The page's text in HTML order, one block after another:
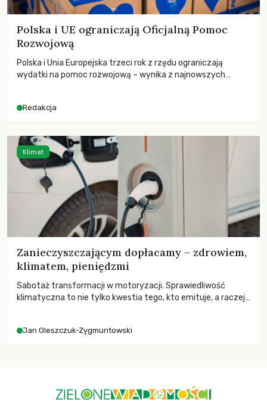
Polska i UE ograniczają Oficjalną Pomoc
Rozwojową
Polska i Unia Europejska trzeci rok z rzędu ograniczają
wydatki na pomoc rozwojową – wynika z najnowszych
odnotowano największe tąpnięcie ODA w historii. Jakie będą
kryzysami i ubóstwem?
Redakcja
Zanieczyszczającym dopłacamy – zdrowiem,
klimatem, pieniędzmi
Sabotaż transformacji w motoryzacji. Sprawiedliwość
klimatyczna to nie tylko kwestia tego, kto emituje, a raczej
Jan Oleszczuk-Zygmuntowski
Klimat